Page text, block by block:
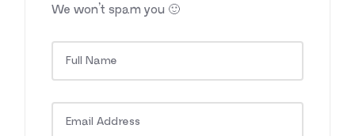
We won’t spam you 🙂